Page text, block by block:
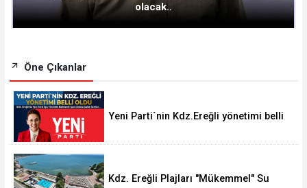
olacak..
Öne Çıkanlar
Yeni Parti`nin Kdz.Ereğli yönetimi belli
Kdz. Ereğli Plajları "Mükemmel" Su